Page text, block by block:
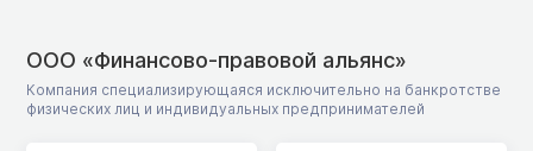
ООО «Финансово-правовой альянс»
Компания специализирующаяся исключительно на банкротстве
физических лиц и индивидуальных предпринимателей